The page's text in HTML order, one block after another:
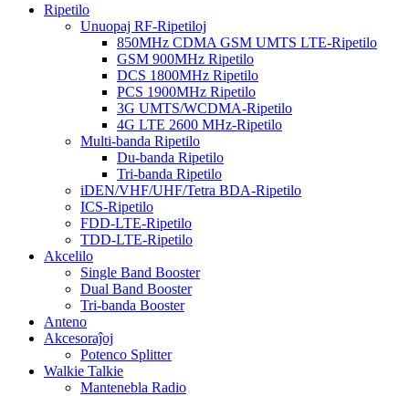
Ripetilo
Unuopaj RF-Ripetiloj
850MHz CDMA GSM UMTS LTE-Ripetilo
GSM 900MHz Ripetilo
DCS 1800MHz Ripetilo
PCS 1900MHz Ripetilo
3G UMTS/WCDMA-Ripetilo
4G LTE 2600 MHz-Ripetilo
Multi-banda Ripetilo
Du-banda Ripetilo
Tri-banda Ripetilo
iDEN/VHF/UHF/Tetra BDA-Ripetilo
ICS-Ripetilo
FDD-LTE-Ripetilo
TDD-LTE-Ripetilo
Akcelilo
Single Band Booster
Dual Band Booster
Tri-banda Booster
Anteno
Akcesoraĵoj
Potenco Splitter
Walkie Talkie
Mantenebla Radio